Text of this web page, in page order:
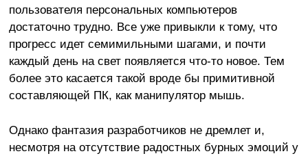
пользователя персональных компьютеров
достаточно трудно. Все уже привыкли к тому, что
прогресс идет семимильными шагами, и почти
каждый день на свет появляется что-то новое. Тем
более это касается такой вроде бы примитивной
составляющей ПК, как манипулятор мышь.
Однако фантазия разработчиков не дремлет и,
несмотря на отсутствие радостных бурных эмоций у